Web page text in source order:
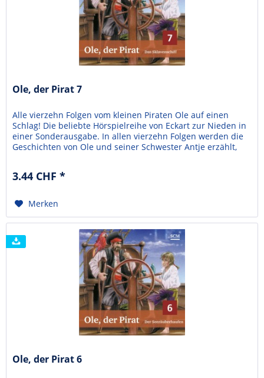
Ole, der Pirat 7
Alle vierzehn Folgen vom kleinen Piraten Ole auf einen
Schlag! Die beliebte Hörspielreihe von Eckart zur Nieden in
einer Sonderausgabe. In allen vierzehn Folgen werden die
Geschichten von Ole und seiner Schwester Antje erzählt,
müssen ganz schön mutig sein. In...
3.44 CHF *
Merken
Ole, der Pirat 6